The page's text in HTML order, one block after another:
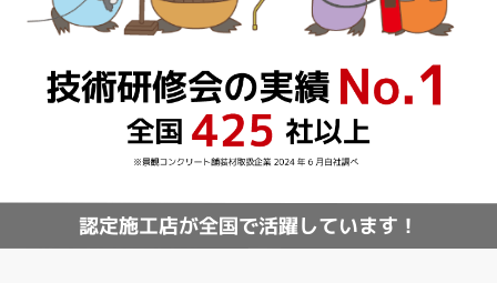
認定施工店が全国で活躍しています！